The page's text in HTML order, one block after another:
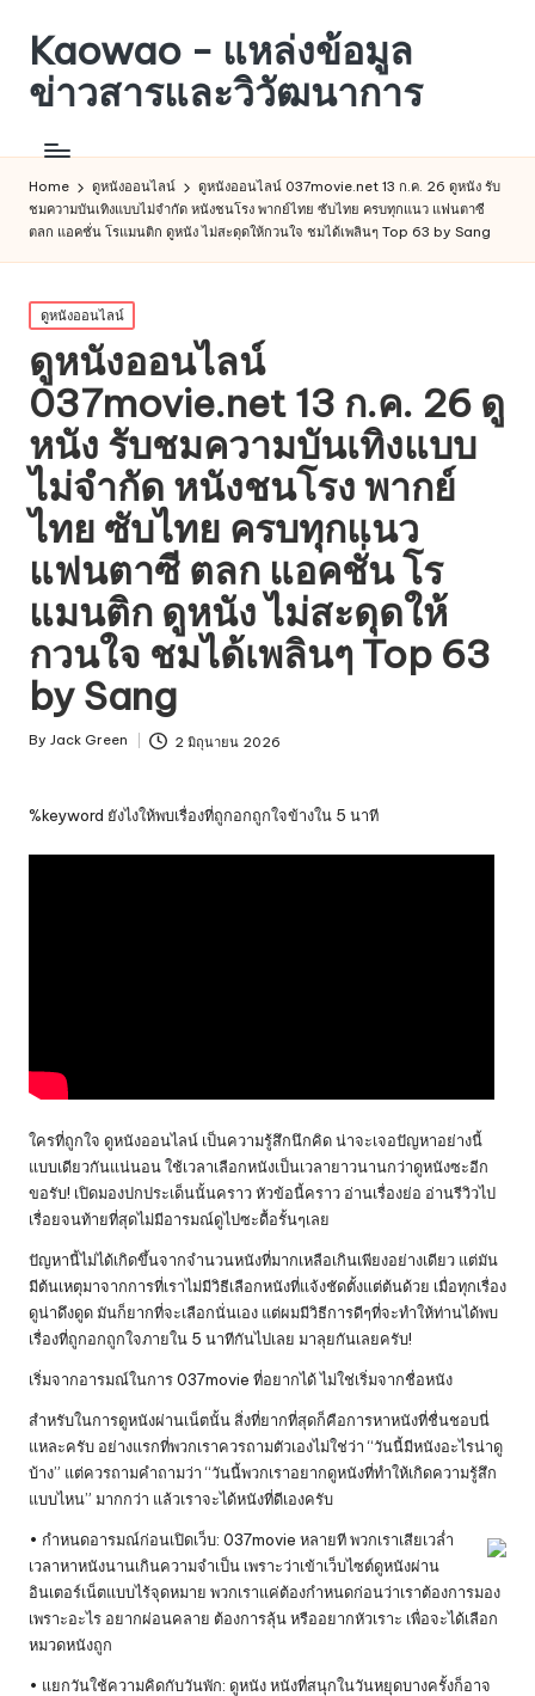
Kaowao - แหล่งข้อมูล
ข่าวสารและวิวัฒนาการ
Home ดูหนังออนไลน์
ดูหนังออนไลน์ 037movie.net 13 ก.ค. 26 ดูหนัง รับ
ชมความบันเทิงแบบไม่จำกัด หนังชนโรง พากย์ไทย ซับไทย ครบทุกแนว แฟนตาซี
ตลก แอคชั่น โรแมนติก ดูหนัง ไม่สะดุดให้กวนใจ ชมได้เพลินๆ Top 63 by Sang
Posted
in
ดูหนังออนไลน์
ดูหนังออนไลน์
037movie.net 13 ก.ค. 26 ดู
หนัง รับชมความบันเทิงแบบ
ไม่จำกัด หนังชนโรง พากย์
ไทย ซับไทย ครบทุกแนว
แฟนตาซี ตลก แอคชั่น โร
แมนติก ดูหนัง ไม่สะดุดให้
กวนใจ ชมได้เพลินๆ Top 63
by Sang
Posted
By Jack Green 2 มิถุนายน 2026
%keyword ยังไงให้พบเรื่องที่ถูกอกถูกใจข้างใน 5 นาที
ใครที่ถูกใจ ดูหนังออนไลน์ เป็นความรู้สึกนึกคิด น่าจะเจอปัญหาอย่างนี้
แบบเดียวกันแน่นอน ใช้เวลาเลือกหนังเป็นเวลายาวนานกว่าดูหนังซะอีก
ขอรับ! เปิดมองปกประเด็นนั้นคราว หัวข้อนี้คราว อ่านเรื่องย่อ อ่านรีวิวไป
เรื่อยจนท้ายที่สุดไม่มีอารมณ์ดูไปซะดื้อรั้นๆเลย
ปัญหานี้ไม่ได้เกิดขึ้นจากจำนวนหนังที่มากเหลือเกินเพียงอย่างเดียว แต่มัน
มีต้นเหตุมาจากการที่เราไม่มีวิธีเลือกหนังที่แจ้งชัดตั้งแต่ต้นด้วย เมื่อทุกเรื่อง
ดูน่าดึงดูด มันก็ยากที่จะเลือกนั่นเอง แต่ผมมีวิธีการดีๆที่จะทำให้ท่านได้พบ
เรื่องที่ถูกอกถูกใจภายใน 5 นาทีกันไปเลย มาลุยกันเลยครับ!
เริ่มจากอารมณ์ในการ 037movie ที่อยากได้ ไม่ใช่เริ่มจากชื่อหนัง
สำหรับในการดูหนังผ่านเน็ตนั้น สิ่งที่ยากที่สุดก็คือการหาหนังที่ชื่นชอบนี่
แหละครับ อย่างแรกที่พวกเราควรถามตัวเองไม่ใช่ว่า “วันนี้มีหนังอะไรน่าดู
บ้าง” แต่ควรถามคำถามว่า “วันนี้พวกเราอยากดูหนังที่ทำให้เกิดความรู้สึก
แบบไหน” มากกว่า แล้วเราจะได้หนังที่ดีเองครับ
• กำหนดอารมณ์ก่อนเปิดเว็บ: 037movie หลายที พวกเราเสียเวล่ำ
เวลาหาหนังนานเกินความจำเป็น เพราะว่าเข้าเว็บไซต์ดูหนังผ่าน
อินเตอร์เน็ตแบบไร้จุดหมาย พวกเราแค่ต้องกำหนดก่อนว่าเราต้องการมอง
เพราะอะไร อยากผ่อนคลาย ต้องการลุ้น หรืออยากหัวเราะ เพื่อจะได้เลือก
หมวดหนังถูก
• แยกวันใช้ความคิดกับวันพัก: ดูหนัง หนังที่สนุกในวันหยุดบางครั้งก็อาจ